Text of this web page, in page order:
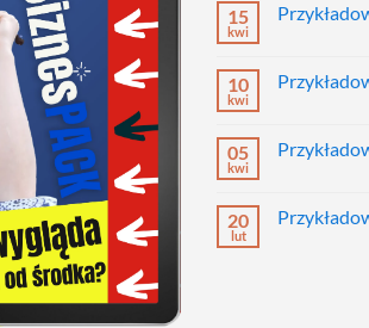
Przykładowy
15
kwi
Przykładowy
10
kwi
Przykładowy
05
kwi
Przykładowy
20
lut